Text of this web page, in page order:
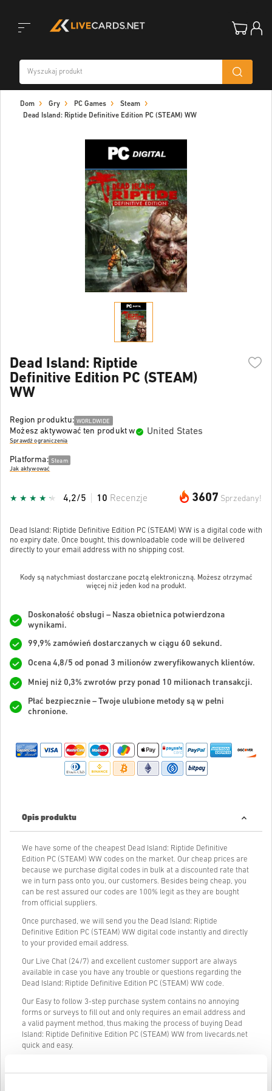
navigation
Dom Gry PC Games
Steam
Dead Island: Riptide Definitive Edition PC (STEAM) WW
Dead Island: Riptide
Definitive Edition PC (STEAM)
WW
Region produktu: WORLDWIDE
Możesz aktywować ten produkt w United States
Sprawdź ograniczenia
Platforma: Steam
Jak aktywować
3607 Sprzedany!
4,2/5 10 Recenzje
Dead Island: Riptide Definitive Edition PC (STEAM) WW is a digital code with
no expiry date. Once bought, this downloadable code will be delivered
directly to your email address with no shipping cost.
Kody są natychmiast dostarczane pocztą elektroniczną. Możesz otrzymać
więcej niż jeden kod na produkt.
Doskonałość obsługi – Nasza obietnica potwierdzona
wynikami.
99,9% zamówień dostarczanych w ciągu 60 sekund.
Ocena 4,8/5 od ponad 3 milionów zweryfikowanych klientów.
Mniej niż 0,3% zwrotów przy ponad 10 milionach transakcji.
Płać bezpiecznie – Twoje ulubione metody są w pełni
chronione.
Opis produktu
We have some of the cheapest Dead Island: Riptide Definitive
Edition PC (STEAM) WW codes on the market. Our cheap prices are
because we purchase digital codes in bulk at a discounted rate that
we in turn pass onto you, our customers. Besides being cheap, you
can be rest assured our codes are 100% legit as they are bought
from official suppliers.
Once purchased, we will send you the Dead Island: Riptide
Definitive Edition PC (STEAM) WW digital code instantly and directly
to your provided email address.
Our Live Chat (24/7) and excellent customer support are always
available in case you have any trouble or questions regarding the
Dead Island: Riptide Definitive Edition PC (STEAM) WW code.
Our Easy to follow 3-step purchase system contains no annoying
forms or surveys to fill out and only requires an email address and
a valid payment method, thus making the process of buying Dead
Island: Riptide Definitive Edition PC (STEAM) WW from livecards.net
quick and easy.